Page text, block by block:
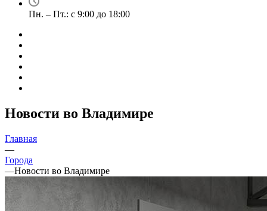
Пн. – Пт.: с 9:00 до 18:00
Новости во Владимире
Главная
—
Города
—Новости во Владимире